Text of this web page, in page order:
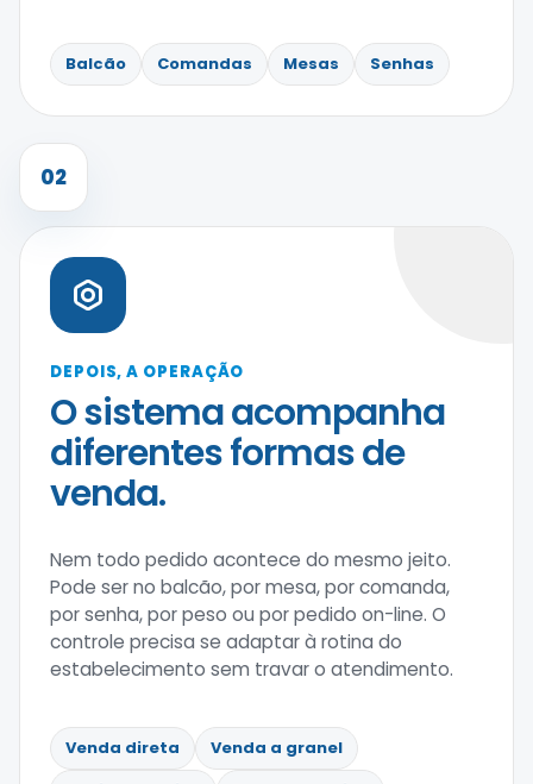
Balcão Comandas Mesas Senhas
02
DEPOIS, A OPERAÇÃO
O sistema acompanha
diferentes formas de
venda.
Nem todo pedido acontece do mesmo jeito.
Pode ser no balcão, por mesa, por comanda,
por senha, por peso ou por pedido on-line. O
controle precisa se adaptar à rotina do
estabelecimento sem travar o atendimento.
Venda direta
Venda a granel